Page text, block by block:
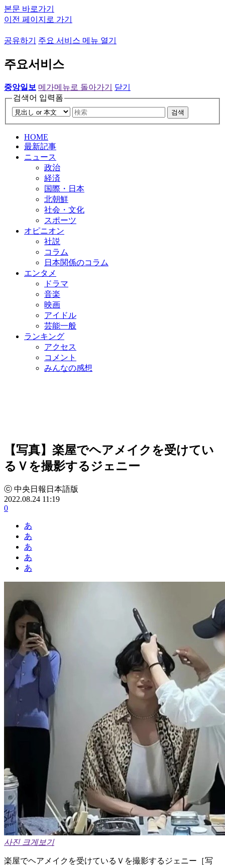
본문 바로가기
이전 페이지로 가기
공유하기 주요 서비스 메뉴 열기
주요서비스
중앙일보 메가메뉴로 돌아가기
닫기
검색어 입력폼
검색
HOME
最新記事
ニュース
政治
経済
国際・日本
北朝鮮
社会・文化
スポーツ
オピニオン
社説
コラム
日本関係のコラム
エンタメ
ドラマ
音楽
映画
アイドル
芸能一般
ランキング
アクセス
コメント
みんなの感想
【写真】楽屋でヘアメイクを受けてい
るＶを撮影するジェニー
ⓒ 中央日報日本語版
2022.08.24 11:19
0
あ
あ
あ
あ
あ
사진 크게보기
楽屋でヘアメイクを受けているＶを撮影するジェニー［写